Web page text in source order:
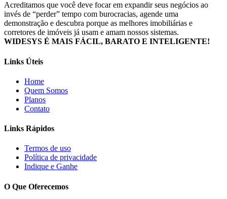
Acreditamos que você deve focar em expandir seus negócios ao
invés de “perder” tempo com burocracias, agende uma
demonstração e descubra porque as melhores imobiliárias e
corretores de imóveis já usam e amam nossos sistemas.
WIDESYS É MAIS FÁCIL, BARATO E INTELIGENTE!
Links Úteis
Home
Quem Somos
Planos
Contato
Links Rápidos
Termos de uso
Política de privacidade
Indique e Ganhe
O Que Oferecemos